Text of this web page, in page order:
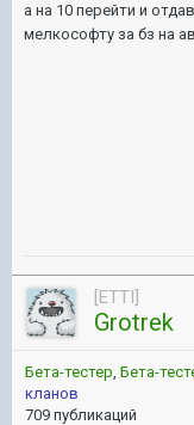
а на 10 перейти и
мелкософту за бз на
[ETTI]
Grotrek
Бета-тестер, Бета-
кланов
709 публикаций